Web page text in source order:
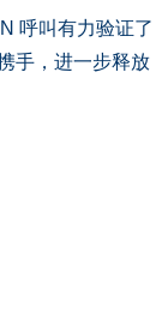
呼叫有力验证了
手，进一步释放